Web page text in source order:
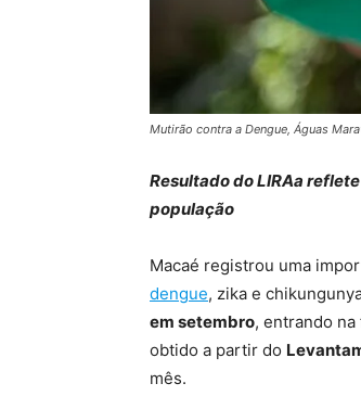
Mutirão contra a Dengue, Águas
Resultado do LIRAa
população
Macaé registrou uma
dengue, zika e
em setembro, entrando
obtido a partir do
mês.